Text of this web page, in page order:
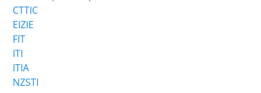
CTTIC
EIZIE
FIT
ITI
ITIA
NZSTI